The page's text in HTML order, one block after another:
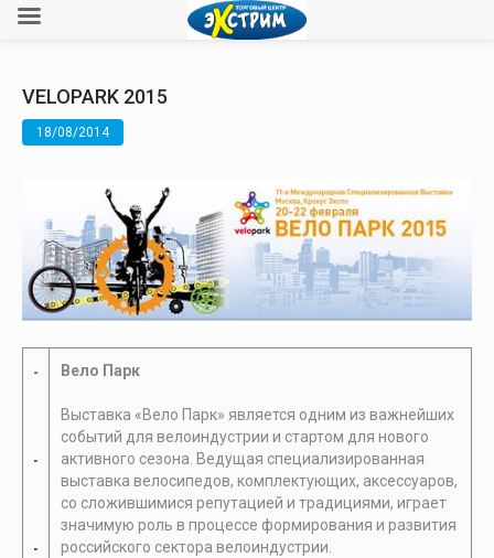
VELOPARK 2015
18/08/2014
Вело Парк
Выставка «Вело Парк» является одним из важнейших
событий для велоиндустрии и стартом для нового
активного сезона. Ведущая специализированная
выставка велосипедов, комплектующих, аксессуаров,
со сложившимися репутацией и традициями, играет
значимую роль в процессе формирования и развития
российского сектора велоиндустрии.